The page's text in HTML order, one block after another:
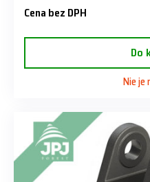
Cena bez DPH
Do
Nie je